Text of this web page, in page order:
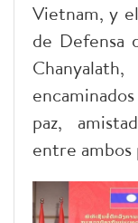
Vietnam, y
de Defensa
paz,
entre ambos